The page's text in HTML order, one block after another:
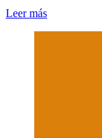
Leer más